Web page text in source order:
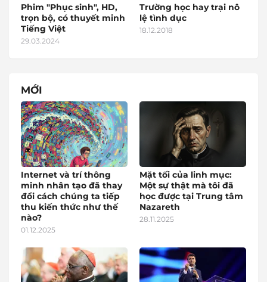
Phim "Phục sinh", HD,
trọn bộ, có thuyết minh
Tiếng Việt
29.03.2024
Trường học hay trại nô
lệ tình dục
18.12.2018
MỚI
Internet và trí thông
minh nhân tạo đã thay
đổi cách chúng ta tiếp
thu kiến thức như thế
nào?
01.12.2025
Mặt tối của linh mục:
Một sự thật mà tôi đã
học được tại Trung tâm
Nazareth
28.11.2025